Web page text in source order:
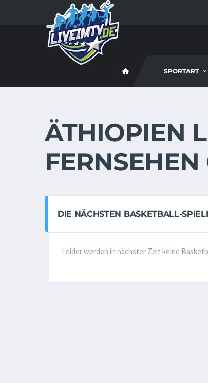
SPORTART
ÄTHIOPIEN
DIE NÄCHSTEN BASKETBALL-
Leider werden in nächster Zeit keine